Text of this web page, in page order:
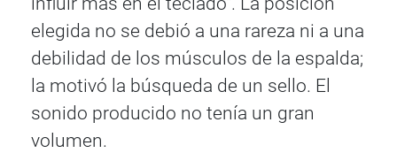
elegida no se debió a una rareza ni a una
debilidad de los músculos de la espalda;
la motivó la búsqueda de un sello. El
sonido producido no tenía un gran
volumen.